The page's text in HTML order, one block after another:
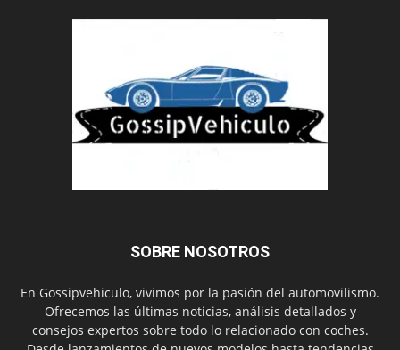
SOBRE NOSOTROS
En Gossipvehiculo, vivimos por la pasión del automovilismo.
Ofrecemos las últimas noticias, análisis detallados y
consejos expertos sobre todo lo relacionado con coches.